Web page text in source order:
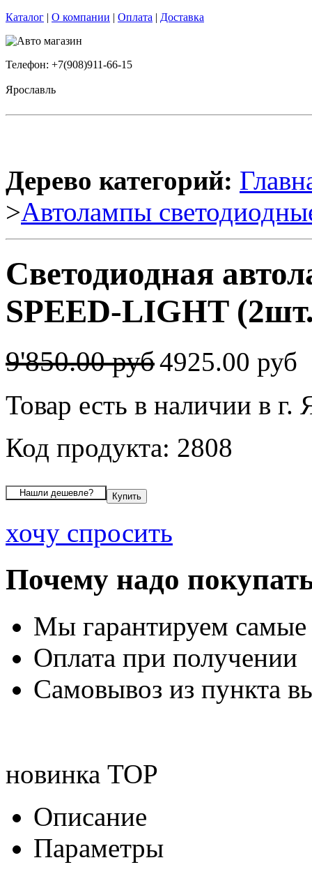
Каталог | О компании | Оплата | Доставка
Телефон: +7(908)911-66-15
Ярославль
Дерево категорий:
>Автолампы
Светодиодная
SPEED-LIGHT
9'850.00 руб4925.00 руб
Товар есть в наличии в г.
Код продукта: 2808
хочу спросить
Почему надо
Мы гарантируем
Оплата при получении
Самовывоз из пункта
новинка TOP
Описание
Параметры